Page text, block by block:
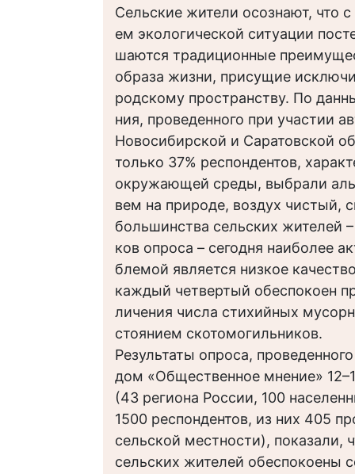
Сельские жители осознают, что
ем экологической ситуации
шаются традиционные
образа жизни, присущие
родскому пространству. По
ния, проведенного при участии
Новосибирской и Саратовской
только 37% респондентов,
окружающей среды, выбрали
вем на природе, воздух чистый,
большинства сельских жителей
ков опроса – сегодня наиболее
блемой является низкое
каждый четвертый обеспокоен
личения числа стихийных
стоянием скотомогильников.
Результаты опроса,
дом «Общественное мнение»
(43 региона России, 100
1500 респондентов, из них 405
сельской местности), показали,
сельских жителей обеспокоены